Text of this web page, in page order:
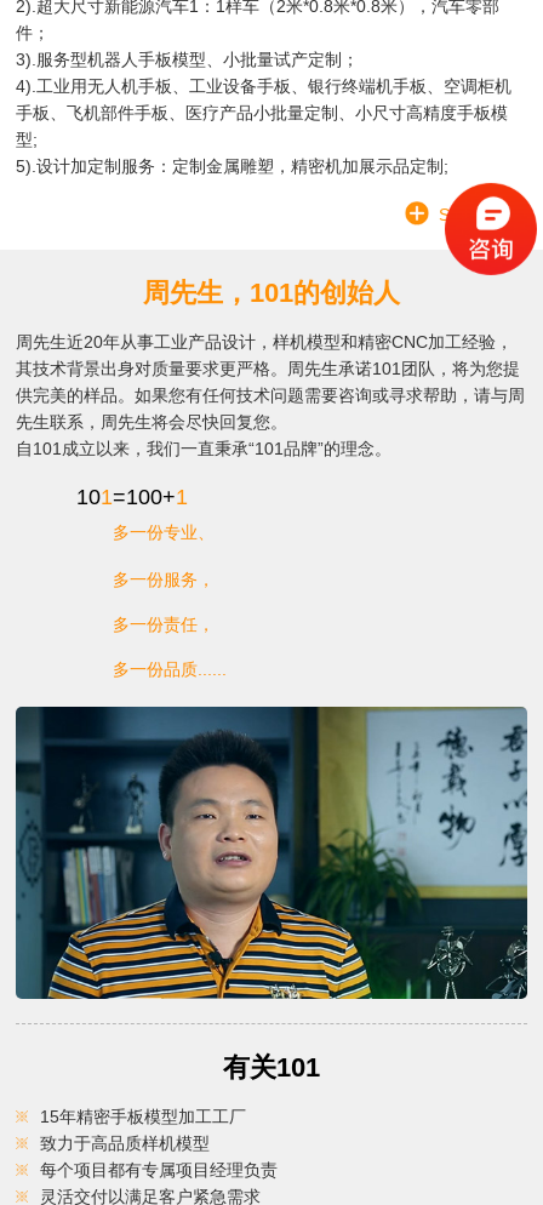
2).超大尺寸新能源汽车1：1样车（2米*0.8米*0.8米），汽车零部
件；
3).服务型机器人手板模型、小批量试产定制；
4).工业用无人机手板、工业设备手板、银行终端机手板、空调柜机
手板、飞机部件手板、医疗产品小批量定制、小尺寸高精度手板模
型;
5).设计加定制服务：定制金属雕塑，精密机加展示品定制;
SEE MORE
周先生，101的创始人
周先生近20年从事工业产品设计，样机模型和精密CNC加工经验，
其技术背景出身对质量要求更严格。周先生承诺101团队，将为您提
供完美的样品。如果您有任何技术问题需要咨询或寻求帮助，请与周
先生联系，周先生将会尽快回复您。
自101成立以来，我们一直秉承“101品牌”的理念。
101=100+1
多一份专业、
多一份服务，
多一份责任，
多一份品质......
有关101
15年精密手板模型加工工厂
致力于高品质样机模型
每个项目都有专属项目经理负责
灵活交付以满足客户紧急需求